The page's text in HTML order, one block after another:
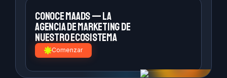
Conoce MAADS — la
agencia demarketing de
nuestro ecosistema
Comenzar